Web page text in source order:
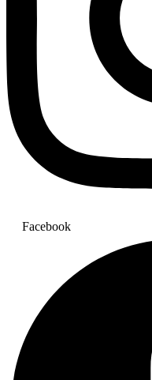
Facebook